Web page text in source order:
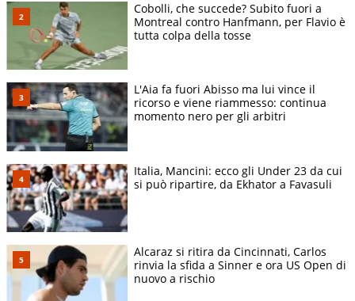
Cobolli, che succede? Subito fuori a
Montreal contro Hanfmann, per Flavio è
tutta colpa della tosse
L'Aia fa fuori Abisso ma lui vince il
ricorso e viene riammesso: continua
momento nero per gli arbitri
Italia, Mancini: ecco gli Under 23 da cui
si può ripartire, da Ekhator a Favasuli
Alcaraz si ritira da Cincinnati, Carlos
rinvia la sfida a Sinner e ora US Open di
nuovo a rischio